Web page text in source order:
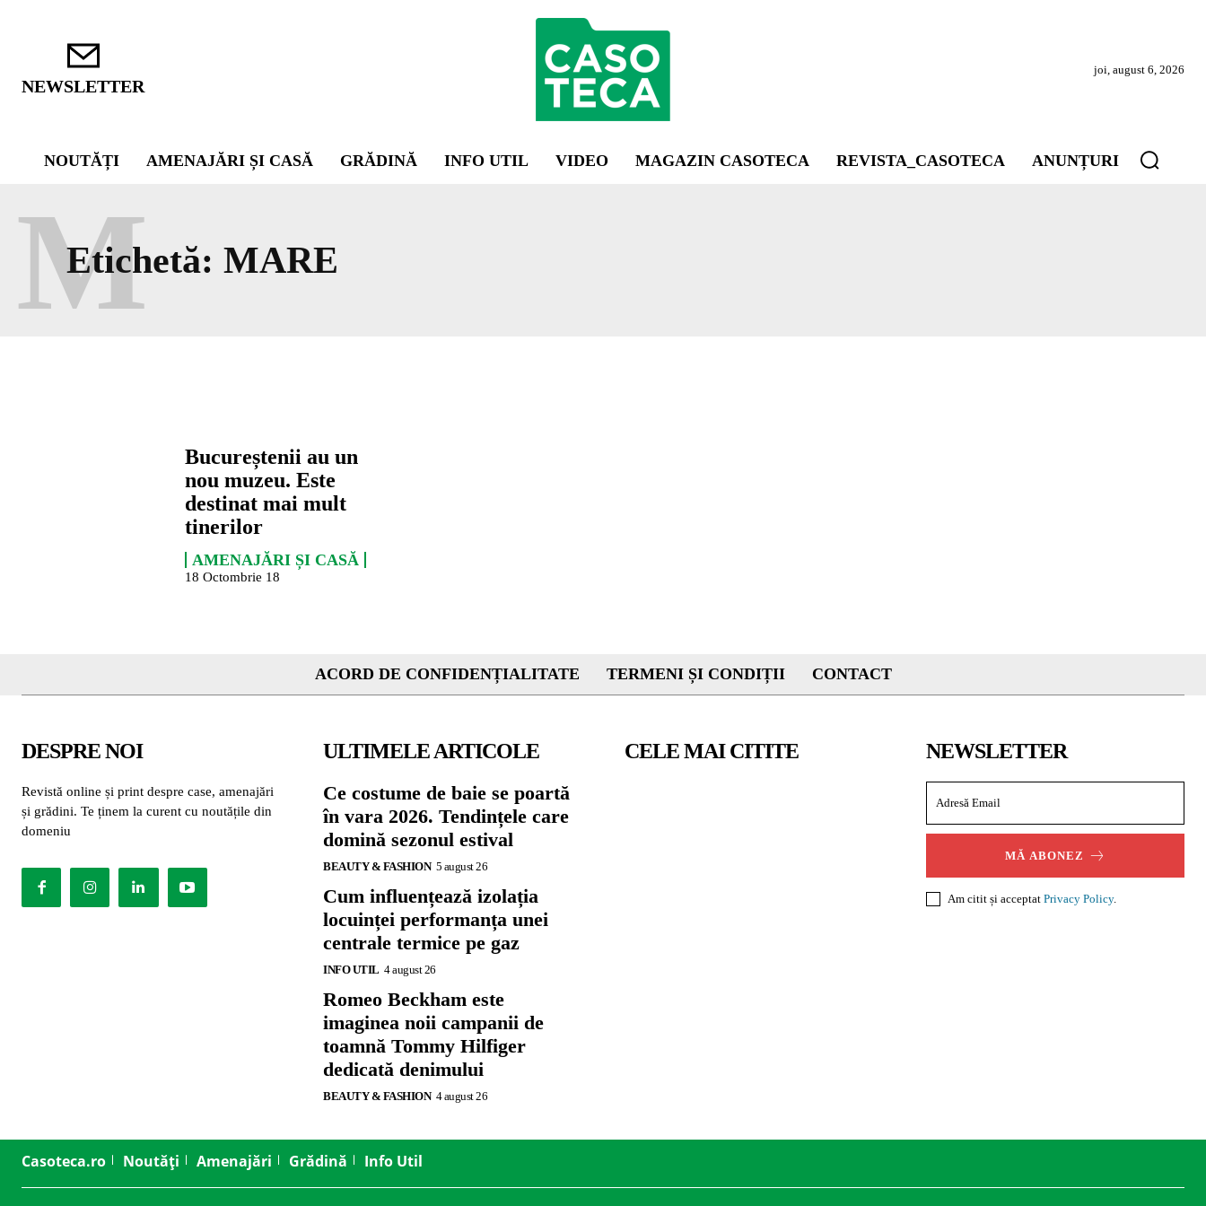
NEWSLETTER
joi, august 6, 2026
NOUTĂȚI AMENAJĂRI ȘI CASĂ GRĂDINĂ INFO UTIL VIDEO MAGAZIN CASOTECA REVISTA_CASOTECA ANUNȚURI
Etichetă: MARE
M
Bucureștenii au un
nou muzeu. Este
destinat mai mult
tinerilor
AMENAJĂRI ȘI CASĂ
18 Octombrie 18
ACORD DE CONFIDENȚIALITATE TERMENI ȘI CONDIȚII CONTACT
DESPRE NOI
Revistă online și print despre case, amenajări
și grădini. Te ținem la curent cu noutățile din
domeniu
ULTIMELE ARTICOLE
Ce costume de baie se poartă
în vara 2026. Tendințele care
domină sezonul estival
BEAUTY & FASHION 5 august 26
Cum influențează izolația
locuinței performanța unei
centrale termice pe gaz
INFO UTIL 4 august 26
Romeo Beckham este
imaginea noii campanii de
toamnă Tommy Hilfiger
dedicată denimului
BEAUTY & FASHION 4 august 26
CELE MAI CITITE NEWSLETTER
MĂ ABONEZ
Am citit și acceptat Privacy Policy.
Casoteca.ro Noutăți Amenajări Grădină Info Util